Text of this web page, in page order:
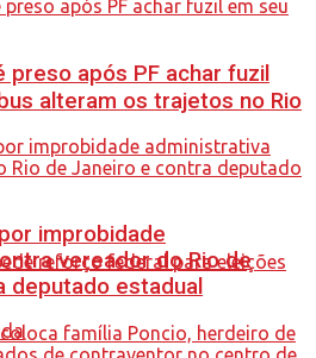
alteram os trajetos no Rio
preso após PF achar fuzil
improbidade
vereador do Rio de
deputado estadual